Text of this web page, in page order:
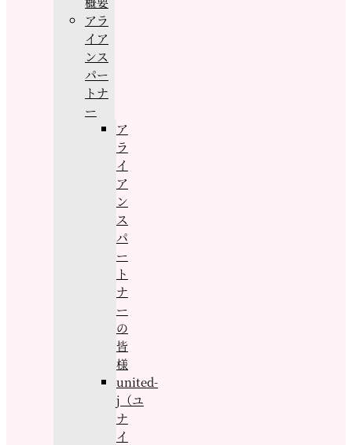
アラ
イア
ンス
パー
トナ
ー
ア
ラ
イ
ア
ン
ス
パ
ー
ト
ナ
ー
の
皆
様
united-
j（ユ
ナ
イ